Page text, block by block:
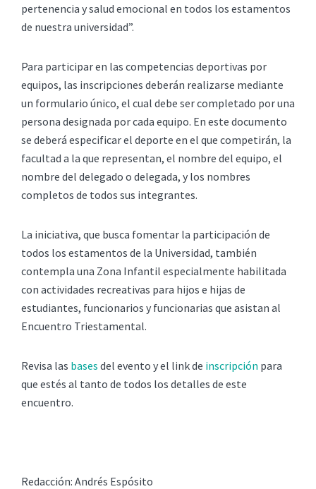
pertenencia y salud emocional en todos los estamentos
de nuestra universidad”.
Para participar en las competencias deportivas por
equipos, las inscripciones deberán realizarse mediante
un formulario único, el cual debe ser completado por una
persona designada por cada equipo. En este documento
se deberá especificar el deporte en el que competirán, la
facultad a la que representan, el nombre del equipo, el
nombre del delegado o delegada, y los nombres
completos de todos sus integrantes.
La iniciativa, que busca fomentar la participación de
todos los estamentos de la Universidad, también
contempla una Zona Infantil especialmente habilitada
con actividades recreativas para hijos e hijas de
estudiantes, funcionarios y funcionarias que asistan al
Encuentro Triestamental.
Revisa las bases del evento y el link de inscripción para
que estés al tanto de todos los detalles de este
encuentro.
Redacción: Andrés Espósito